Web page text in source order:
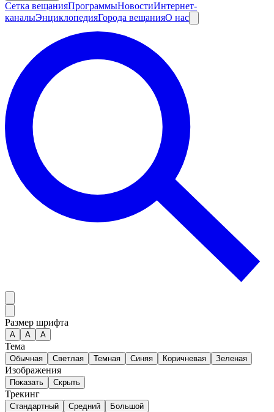
Сетка вещанияПрограммыНовостиИнтернет-
каналыЭнциклопедияГорода вещанияО нас
Размер шрифта
А A A
Тема
Обычная Светлая Темная Синяя Коричневая Зеленая
Изображения
Показать Скрыть
Трекинг
Стандартный Средний Большой